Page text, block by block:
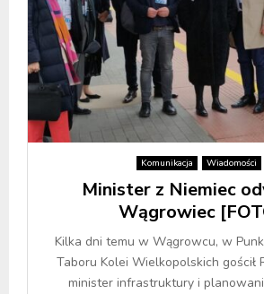
Komunikacja Wiadomości
Minister z Niemiec
Wągrowiec
Kilka dni temu w Wągrowcu, w
Taboru Kolei Wielkopolskich gościł
minister infrastruktury i